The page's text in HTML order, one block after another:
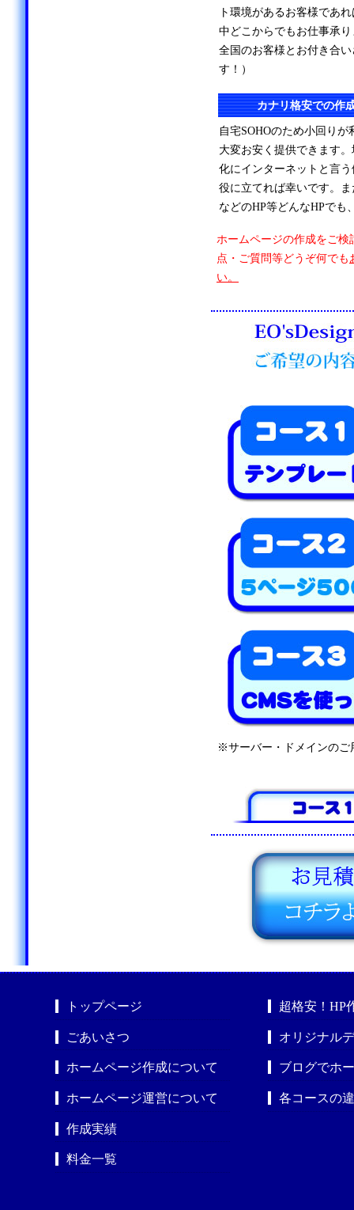
ト環境があるお客様であ
中どこからでもお仕事承
全国のお客様とお付き合
す！）
カナリ格安での作
自宅SOHOのため小回り
大変お安く提供できます
化にインターネットと言
役に立てれば幸いです。
などのHP等どんなHPでも
ホームページの作成をご検
点・ご質問等どうぞ何でも
い。
※サーバー・ドメインのご
トップページ
ごあいさつ
ホームページ作成について
ホームページ運営について
作成実績
料金一覧
超格安！HP
オリジナル
ブログでホ
各コースの